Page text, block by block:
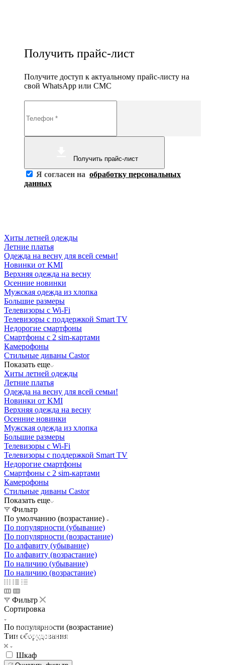
Получить прайс-лист
Получите доступ к актуальному прайс-листу на
свой WhatsApp или СМС
Получить прайс-лист
Я согласен на обработку персональных
данных
Хиты летней одежды
Летние платья
Одежда на весну для всей семьи!
Новинки от KMI
Верхняя одежда на весну
Осенние новинки
Мужская одежда из хлопка
Большие размеры
Телевизоры с Wi-Fi
Телевизоры с поддержкой Smart TV
Недорогие смартфоны
Смартфоны с 2 sim-картами
Камерофоны
Стильные диваны Castor
Показать еще
Хиты летней одежды
Летние платья
Одежда на весну для всей семьи!
Новинки от KMI
Верхняя одежда на весну
Осенние новинки
Мужская одежда из хлопка
Большие размеры
Телевизоры с Wi-Fi
Телевизоры с поддержкой Smart TV
Недорогие смартфоны
Смартфоны с 2 sim-картами
Камерофоны
Стильные диваны Castor
Показать еще
Фильтр
По умолчанию (возрастание)
По популярности (убывание)
По популярности (возрастание)
По алфавиту (убывание)
По алфавиту (возрастание)
По наличию (убывание)
По наличию (возрастание)
Фильтр
Сортировка
По популярности (возрастание)
Тип оборудования
Шкаф
Освещение
Освещение
Освещение
СТРОИТЕЛЬНЫЙ ГИПЕРМАРКЕТ «ЛЕРУА
Освещение